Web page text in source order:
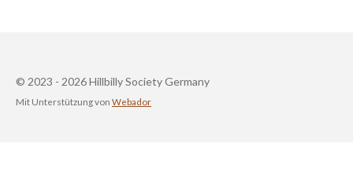
© 2023 - 2026 Hillbilly Society Germany
Mit Unterstützung von Webador